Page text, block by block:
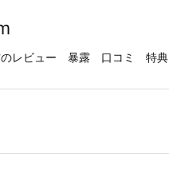
レビュー 暴露 口コミ 特典